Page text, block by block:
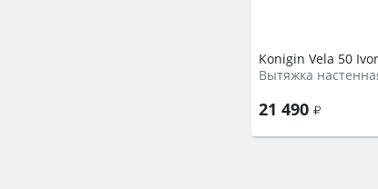
Konigin Vela 50
Вытяжка
21 490